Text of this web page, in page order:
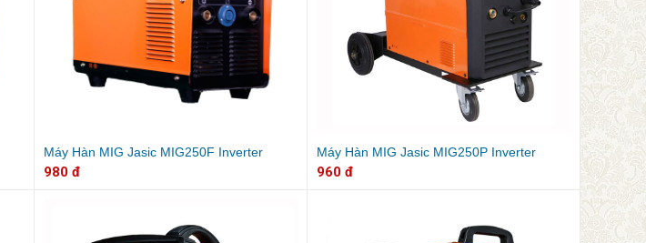
Máy Hàn MIG Jasic MIG250F Inverter
980 đ
Máy Hàn MIG Jasic MIG250P Inverter
960 đ